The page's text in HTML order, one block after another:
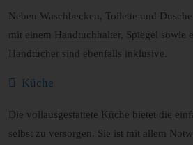
Neben Waschbecken, Toilette und
mit einem Handtuchhalter, Spiegel sowie
Handtücher sind ebenfalls inklusive.
Küche
Die vollausgestattete Küche bietet die
selbst zu versorgen. Sie ist mit allem